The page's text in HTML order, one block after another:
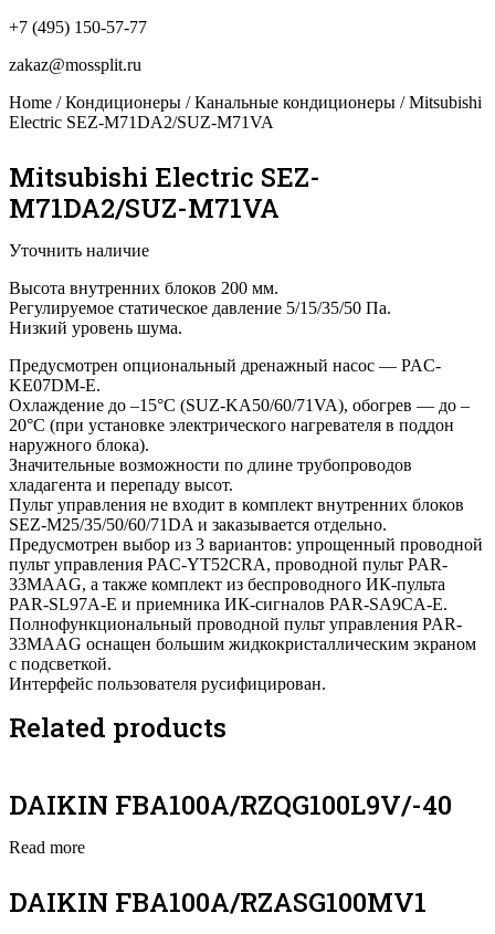
+7 (495) 150-57-77
zakaz@mossplit.ru
Home /Кондиционеры /Канальные кондиционеры / Mitsubishi
Electric SEZ-M71DA2/SUZ-M71VA
Mitsubishi Electric SEZ-
M71DA2/SUZ-M71VA
Уточнить наличие
Высота внутренних блоков 200 мм.
Регулируемое статическое давление 5/15/35/50 Па.
Низкий уровень шума.
Предусмотрен опциональный дренажный насос — PAC-
KE07DM-E.
Охлаждение до –15°С (SUZ-KA50/60/71VA), обогрев — до –
20°С (при установке электрического нагревателя в поддон
наружного блока).
Значительные возможности по длине трубопроводов
хладагента и перепаду высот.
Пульт управления не входит в комплект внутренних блоков
SEZ-M25/35/50/60/71DA и заказывается отдельно.
Предусмотрен выбор из 3 вариантов: упрощенный проводной
пульт управления PAC-YT52CRA, проводной пульт PAR-
33MAAG, а также комплект из беспроводного ИК-пульта
PAR-SL97A-E и приемника ИК-сигналов PAR-SA9CA-E.
Полнофункциональный проводной пульт управления PAR-
33MAAG оснащен большим жидкокристаллическим экраном
с подсветкой.
Интерфейс пользователя русифицирован.
Related products
DAIKIN FBA100A/RZQG100L9V/-40
Read more
DAIKIN FBA100A/RZASG100MV1